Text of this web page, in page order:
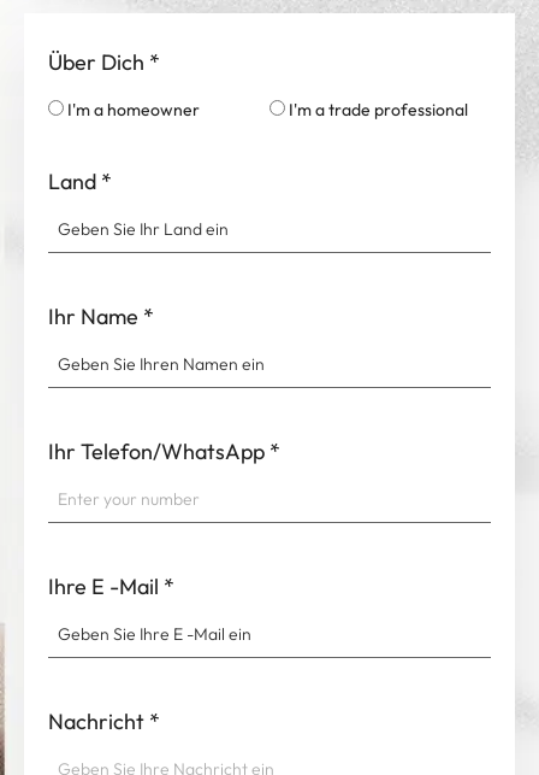
Vollzyklusunterstützung
Direkter Wert